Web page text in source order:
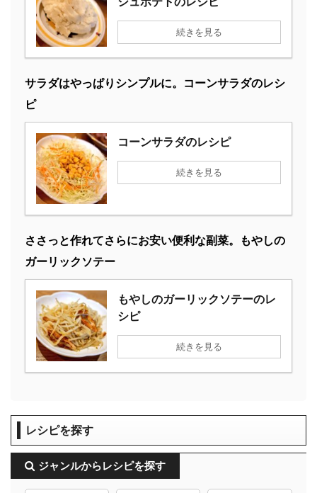
続きを見る
サラダはやっぱりシンプルに。コーンサラダのレシ
ピ
コーンサラダのレシピ
続きを見る
ささっと作れてさらにお安い便利な副菜。もやしの
ガーリックソテー
もやしのガーリックソテーのレ
シピ
続きを見る
レシピを探す
ジャンルからレシピを探す